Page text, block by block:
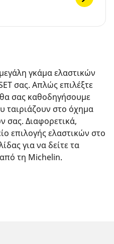
γκάμα ελαστικών
σας. Απλώς επιλέξτε
σας καθοδηγήσουμε
ταιριάζουν στο όχημα
σας. Διαφορετικά,
επιλογής ελαστικών στο
για να δείτε τα
τη Michelin.